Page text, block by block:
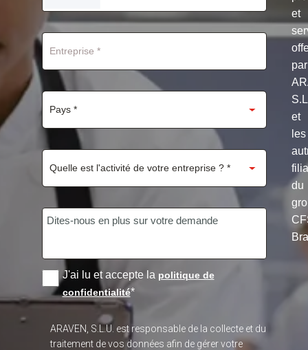
STATES
+1
et
par
et
les
du
J'ai lu et accepte la politique de
confidentialité*
ARAVEN, S.L.U. est responsable de la collecte et du
traitement de vos données afin de gérer votre